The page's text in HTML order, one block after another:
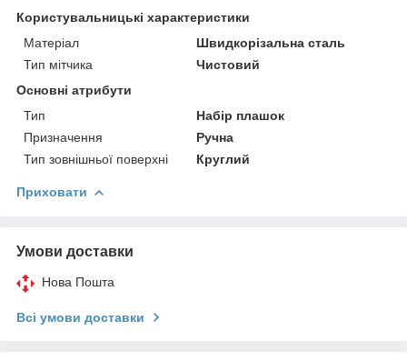
Користувальницькі характеристики
Матеріал
Швидкорізальна сталь
Тип мітчика
Чистовий
Основні атрибути
Тип
Набір плашок
Призначення
Ручна
Тип зовнішньої поверхні
Круглий
Приховати
Умови доставки
Нова Пошта
Всі умови доставки